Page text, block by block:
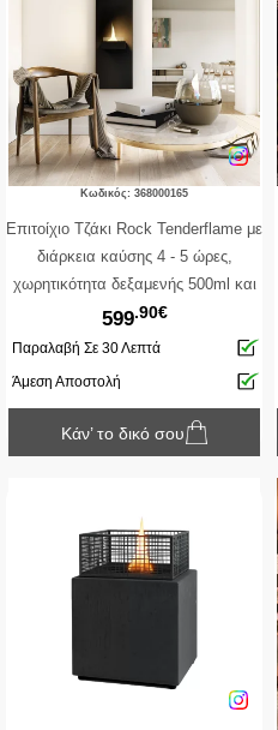
Κωδικός: 368000165
Επιτοίχιο Tζάκι Rock Tenderflame με
διάρκεια καύσης 4 - 5 ώρες,
χωρητικότητα δεξαμενής 500ml και
διαστάσεις 40x24.5x130cm - Black
599.90€
Παραλαβή Σε 30 Λεπτά
Άμεση Αποστολή
Κάν’ το δικό σου